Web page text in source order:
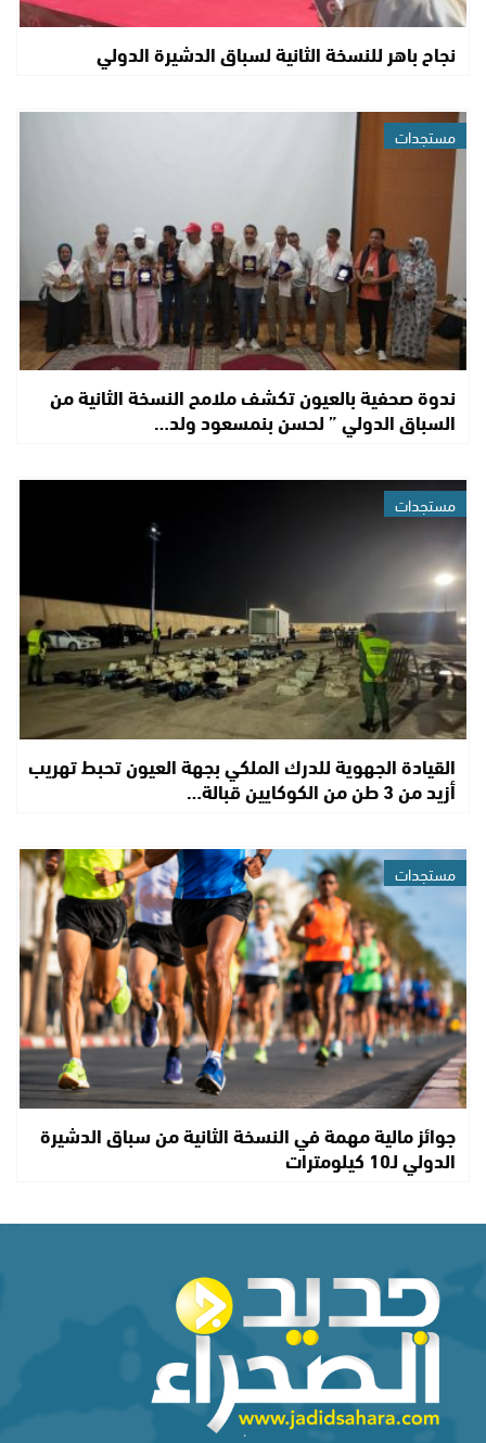
نجاح باهر للنسخة الثانية لسباق الدشيرة الدولي
مستجدات
ندوة صحفية بالعيون تكشف ملامح النسخة الثانية من
السباق الدولي ” لحسن بنمسعود ولد…
مستجدات
القيادة الجهوية للدرك الملكي بجهة العيون تحبط تهريب
أزيد من 3 طن من الكوكايين قبالة…
مستجدات
جوائز مالية مهمة في النسخة الثانية من سباق الدشيرة
الدولي لـ10 كيلومترات